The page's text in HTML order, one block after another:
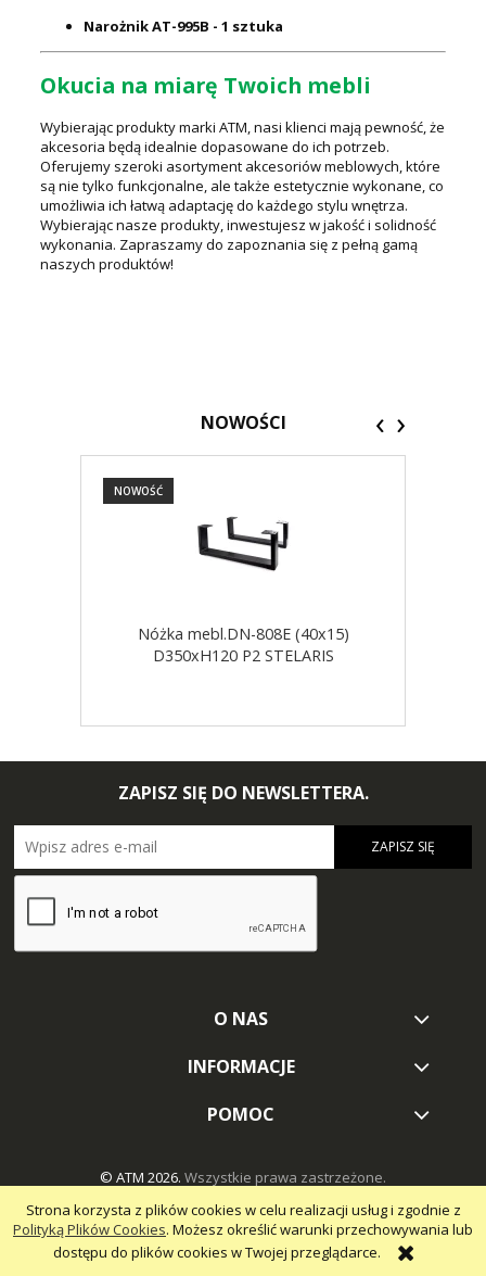
Strona korzysta z plików cookies w celu realizacji usług i zgodnie z
Polityką Plików Cookies. Możesz określić warunki przechowywania lub
dostępu do plików cookies w Twojej przeglądarce.
Narożnik AT-995B - 1 sztuka
Okucia na miarę Twoich mebli
Wybierając produkty marki ATM, nasi klienci mają pewność, że
akcesoria będą idealnie dopasowane do ich potrzeb.
Oferujemy szeroki asortyment akcesoriów meblowych, które
są nie tylko funkcjonalne, ale także estetycznie wykonane, co
umożliwia ich łatwą adaptację do każdego stylu wnętrza.
Wybierając nasze produkty, inwestujesz w jakość i solidność
wykonania. Zapraszamy do zapoznania się z pełną gamą
naszych produktów!
NOWOŚCI
Nóżka mebl.DN-808E (40x15)
D350xH120 P2 STELARIS
NOWOŚĆ
‹ ›
ZAPISZ SIĘ DO NEWSLETTERA.
ZAPISZ SIĘ
O NAS
INFORMACJE
POMOC
© ATM 2026. Wszystkie prawa zastrzeżone.
pokaż pełną wersję strony